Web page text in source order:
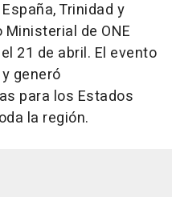
Trinidad y
de ONE
21 de abril. El evento
generó
para los Estados
la región.